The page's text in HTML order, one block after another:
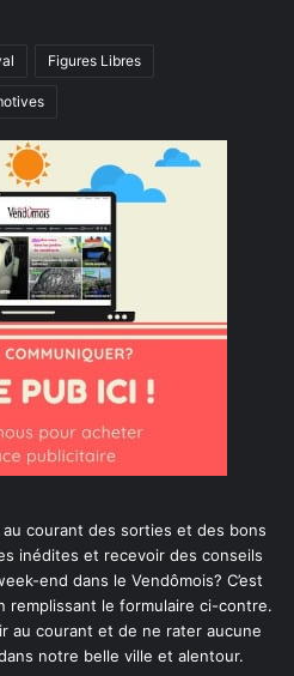
Figures Libres
courant des sorties et des bons
inédites et recevoir des conseils
end dans le Vendômois? C’est
remplissant le formulaire ci-contre.
au courant et de ne rater aucune
notre belle ville et alentour.